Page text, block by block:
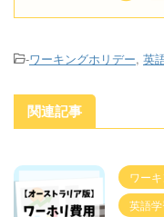
-ワーキングホリデー, 英
関連記事
ワー
英語学